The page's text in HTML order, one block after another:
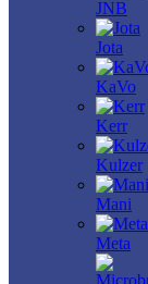
JNB
Jota
KaVo
Kerr
Kulzer
Mani
Meta